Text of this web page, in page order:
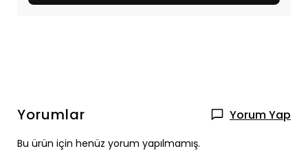
Yorumlar Yorum Yap
Bu ürün için henüz yorum yapılmamış.